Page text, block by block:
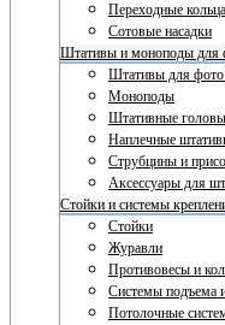
Переходные
Сотовые насадки
Штативы и моноподы для
Штативы для фото
Моноподы
Штативные головы
Наплечные
Струбцины и
Аксессуары для
Стойки и системы
Стойки
Журавли
Противовесы и
Системы подъема
Потолочные